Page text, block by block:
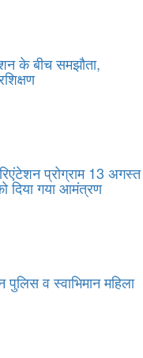
के बीच समझौता,
प्रोग्राम 13 अगस्त
दिया गया आमंत्रण
व स्वाभिमान महिला